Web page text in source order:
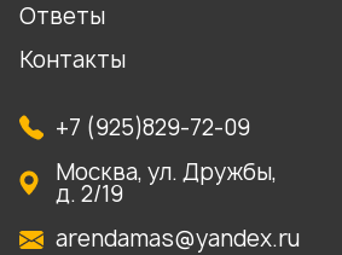
Ответы
Контакты
+7 (925)829-72-09
Москва, ул. Дружбы,
д. 2/19
arendamas@yandex.ru